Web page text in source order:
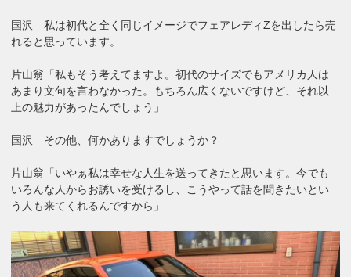
国沢 私は初代と全く同じイメージでフェアレディZを出したら売
れると思っています。
片山翁「私もそう考えてますよ。初代のサイズでもアメリカ人は
あまり文句を言わなかった。もちろん広くないですけど、それ以
上の魅力があったんでしょう」
国沢 その他、何かありますでしょうか？
片山翁「いやぁ私は幸せな人生を送ってきたと思います。今でも
いろんな人からお誘いを受けるし、こうやって話を聞きたいとい
う人も来てくれるんですから」